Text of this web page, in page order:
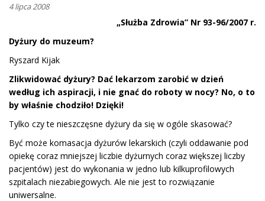
4 lipca 2008
„Służba Zdrowia” Nr 93-96/2007 r.
Dyżury do muzeum?
Ryszard Kijak
Zlikwidować dyżury? Dać lekarzom zarobić w dzień
według ich aspiracji, i nie gnać do roboty w nocy? No, o to
by właśnie chodziło! Dzięki!
Tylko czy te nieszczęsne dyżury da się w ogóle skasować?
Być może komasacja dyżurów lekarskich (czyli oddawanie pod
opiekę coraz mniejszej liczbie dyżurnych coraz większej liczby
pacjentów) jest do wykonania w jedno lub kilkuprofilowych
szpitalach niezabiegowych. Ale nie jest to rozwiązanie
uniwersalne.